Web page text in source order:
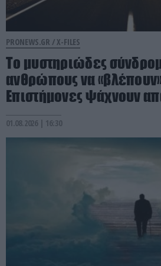
PRONEWS.GR /X-FILES
Το μυστηριώδες
ανθρώπους να
Επιστήμονες ψάχνουν
01.08.2026 | 16:30